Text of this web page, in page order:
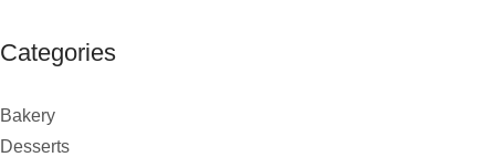
Categories
Bakery
Desserts